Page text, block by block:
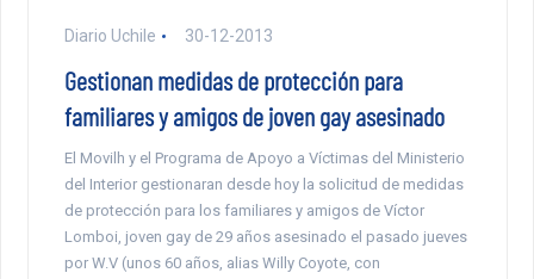
Diario Uchile 30-12-2013
Gestionan medidas de protección para
familiares y amigos de joven gay asesinado
El Movilh y el Programa de Apoyo a Víctimas del Ministerio
del Interior gestionaran desde hoy la solicitud de medidas
de protección para los familiares y amigos de Víctor
Lomboi, joven gay de 29 años asesinado el pasado jueves
por W.V (unos 60 años, alias Willy Coyote, con